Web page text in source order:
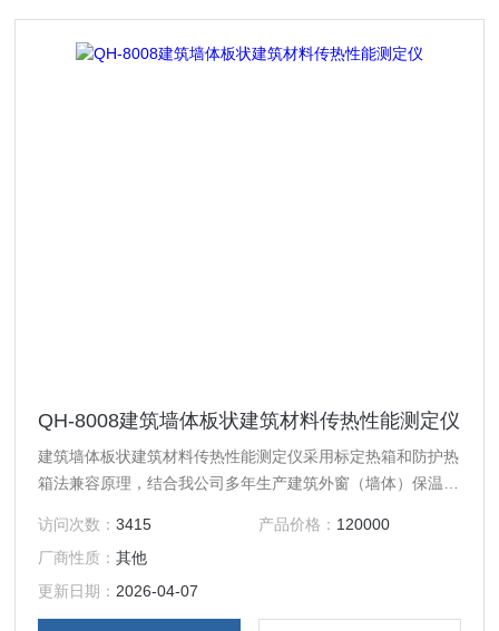
QH-8008建筑墙体板状建筑材料传热性能测定仪
建筑墙体板状建筑材料传热性能测定仪采用标定热箱和防护热
箱法兼容原理，结合我公司多年生产建筑外窗（墙体）保温性
建筑材料传热性能的测定，是开展建筑节能检测的理想设备。
访问次数：3415 产品价格： 120000
厂商性质：其他
更新日期： 2026-04-07